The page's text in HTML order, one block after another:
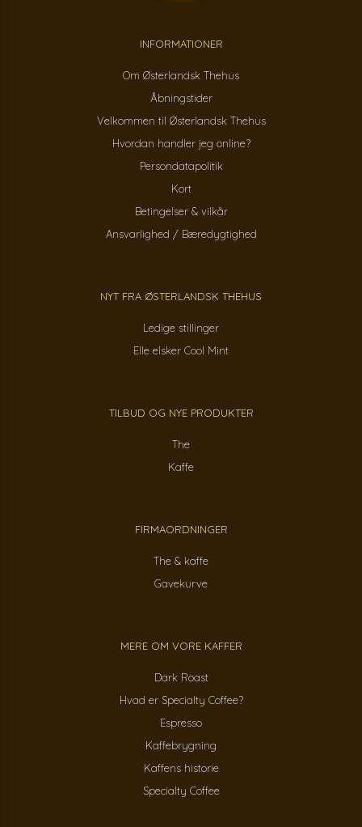
INFORMATIONER
Om Østerlandsk Thehus
Åbningstider
Velkommen til Østerlandsk Thehus
Hvordan handler jeg online?
Persondatapolitik
Kort
Betingelser & vilkår
Ansvarlighed / Bæredygtighed
NYT FRA ØSTERLANDSK THEHUS
Ledige stillinger
Elle elsker Cool Mint
TILBUD OG NYE PRODUKTER
The
Kaffe
FIRMAORDNINGER
The & kaffe
Gavekurve
MERE OM VORE KAFFER
Dark Roast
Hvad er Specialty Coffee?
Espresso
Kaffebrygning
Kaffens historie
Specialty Coffee